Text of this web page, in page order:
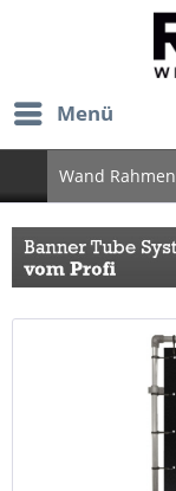
Menü
Wand Rahmen